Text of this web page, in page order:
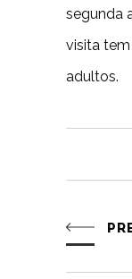
segunda
visita
adultos.